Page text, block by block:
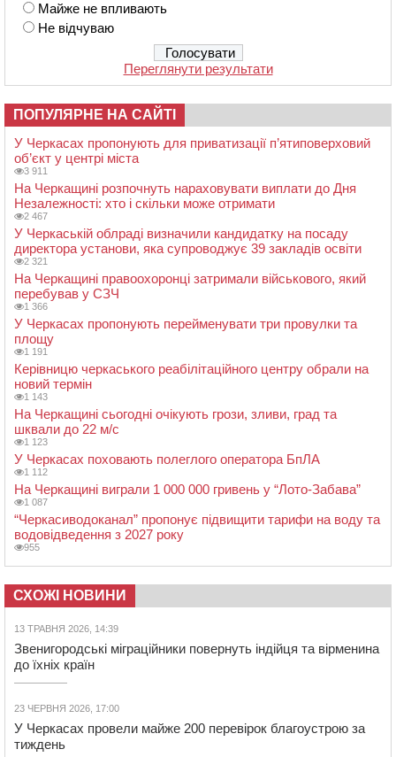
Майже не впливають
Не відчуваю
Переглянути результати
ПОПУЛЯРНЕ НА САЙТІ
У Черкасах пропонують для приватизації п’ятиповерховий
об’єкт у центрі міста
3 911
На Черкащині розпочнуть нараховувати виплати до Дня
Незалежності: хто і скільки може отримати
2 467
У Черкаській облраді визначили кандидатку на посаду
директора установи, яка супроводжує 39 закладів освіти
2 321
На Черкащині правоохоронці затримали військового, який
перебував у СЗЧ
1 366
У Черкасах пропонують перейменувати три провулки та
площу
1 191
Керівницю черкаського реабілітаційного центру обрали на
новий термін
1 143
На Черкащині сьогодні очікують грози, зливи, град та
шквали до 22 м/с
1 123
У Черкасах поховають полеглого оператора БпЛА
1 112
На Черкащині виграли 1 000 000 гривень у “Лото-Забава”
1 087
“Черкасиводоканал” пропонує підвищити тарифи на воду та
водовідведення з 2027 року
955
СХОЖІ НОВИНИ
13 ТРАВНЯ 2026, 14:39
Звенигородські міграційники повернуть індійця та вірменина
до їхніх країн
23 ЧЕРВНЯ 2026, 17:00
У Черкасах провели майже 200 перевірок благоустрою за
тиждень